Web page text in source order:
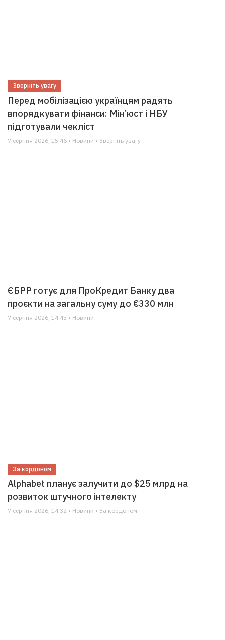
Зверніть увагу
Перед мобілізацією українцям радять
впорядкувати фінанси: Мін’юст і НБУ
підготували чекліст
7 серпня 2026, 15:46 • Новини • Зверніть увагу
ЄБРР готує для ПроКредит Банку два
проєкти на загальну суму до €330 млн
7 серпня 2026, 14:45 • Новини
За кордоном
Alphabet планує залучити до $25 млрд на
розвиток штучного інтелекту
7 серпня 2026, 14:32 • Новини • За кордоном